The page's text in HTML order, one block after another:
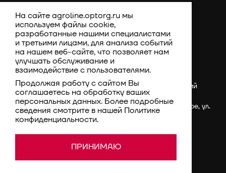
Каталог запасных частей
Компания
Акции
rsm@optorg.ru
Россия, Ставропольский
край, Шпаковский
район, с. Верхнерусское, ул.
Батайская, 3Г
Политика конфиденциальности
© 1994–2026 АО КПК
Ставропольстройопторг.
На сайте agroline.optorg.ru мы
используем файлы cookie,
разработанные нашими специалистами
и третьими лицами, для анализа событий
на нашем веб-сайте, что позволяет нам
улучшать обслуживание и
взаимодействие с пользователями.
Продолжая работу с сайтом Вы
соглашаетесь на обработку ваших
персональных данных. Более подробные
сведения смотрите в нашей Политике
конфиденциальности.
ПРИНИМАЮ